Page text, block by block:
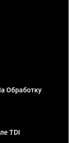
Обработку
TDI